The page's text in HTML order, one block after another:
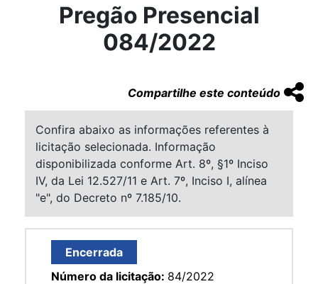
Pregão Presencial
084/2022
Compartilhe este conteúdo
Confira abaixo as informações referentes à
licitação selecionada. Informação
disponibilizada conforme Art. 8º, §1º Inciso
IV, da Lei 12.527/11 e Art. 7º, Inciso I, alínea
"e", do Decreto nº 7.185/10.
Encerrada
Número da licitação: 84/2022